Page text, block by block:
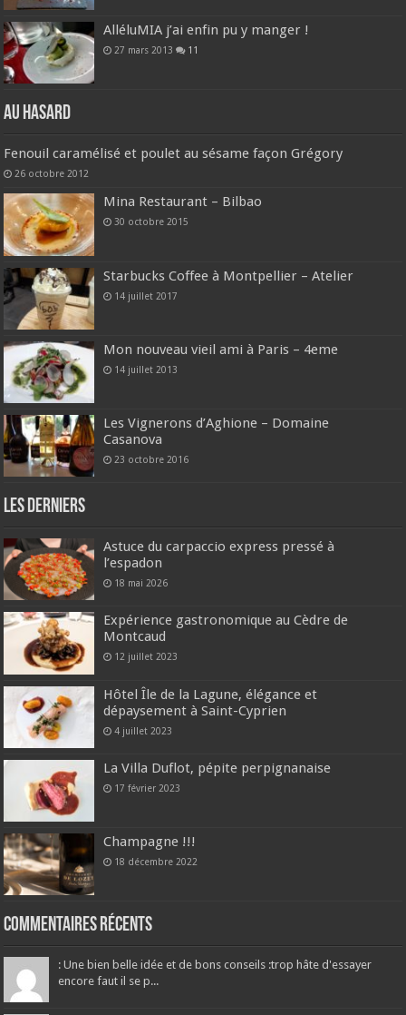
AlléluMIA j’ai enfin pu y manger !
27 mars 2013 11
Au hasard
Fenouil caramélisé et poulet au sésame façon Grégory
26 octobre 2012
Mina Restaurant – Bilbao
30 octobre 2015
Starbucks Coffee à Montpellier – Atelier
14 juillet 2017
Mon nouveau vieil ami à Paris – 4eme
14 juillet 2013
Les Vignerons d’Aghione – Domaine
Casanova
23 octobre 2016
Les derniers
Astuce du carpaccio express pressé à
l’espadon
18 mai 2026
Expérience gastronomique au Cèdre de
Montcaud
12 juillet 2023
Hôtel Île de la Lagune, élégance et
dépaysement à Saint-Cyprien
4 juillet 2023
La Villa Duflot, pépite perpignanaise
17 février 2023
Champagne !!!
18 décembre 2022
Commentaires récents
: Une bien belle idée et de bons conseils :trop hâte d'essayer
encore faut il se p...